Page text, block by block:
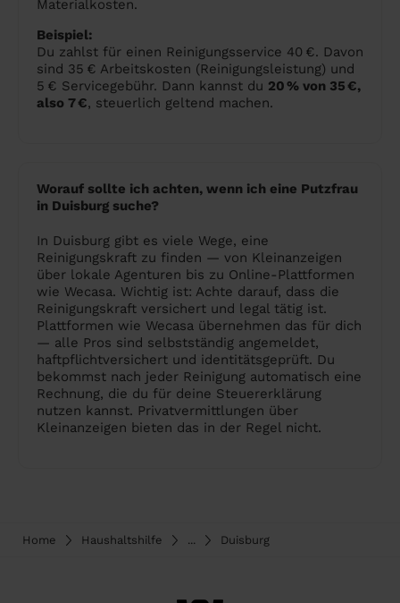
Materialkosten.
Beispiel:
Du zahlst für einen Reinigungsservice 40 €. Davon
sind 35 € Arbeitskosten (Reinigungsleistung) und
5 € Servicegebühr. Dann kannst du 20 % von 35 €,
also 7 €, steuerlich geltend machen.
Worauf sollte ich achten, wenn ich eine Putzfrau
in Duisburg suche?
In Duisburg gibt es viele Wege, eine
Reinigungskraft zu finden — von Kleinanzeigen
über lokale Agenturen bis zu Online-Plattformen
wie Wecasa. Wichtig ist: Achte darauf, dass die
Reinigungskraft versichert und legal tätig ist.
Plattformen wie Wecasa übernehmen das für dich
— alle Pros sind selbstständig angemeldet,
haftpflichtversichert und identitätsgeprüft. Du
bekommst nach jeder Reinigung automatisch eine
Rechnung, die du für deine Steuererklärung
nutzen kannst. Privatvermittlungen über
Kleinanzeigen bieten das in der Regel nicht.
Home Haushaltshilfe ... Duisburg